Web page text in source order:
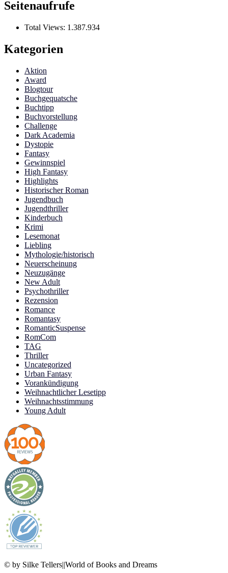
Seitenaufrufe
Total Views: 1.387.934
Kategorien
Aktion
Award
Blogtour
Buchgequatsche
Buchtipp
Buchvorstellung
Challenge
Dark Academia
Dystopie
Fantasy
Gewinnspiel
High Fantasy
Highlights
Historischer Roman
Jugendbuch
Jugendthriller
Kinderbuch
Krimi
Lesemonat
Liebling
Mythologie/historisch
Neuerscheinung
Neuzugänge
New Adult
Psychothriller
Rezension
Romance
Romantasy
RomanticSuspense
RomCom
TAG
Thriller
Uncategorized
Urban Fantasy
Vorankündigung
Weihnachtlicher Lesetipp
Weihnachtsstimmung
Young Adult
© by Silke Tellers||World of Books and Dreams